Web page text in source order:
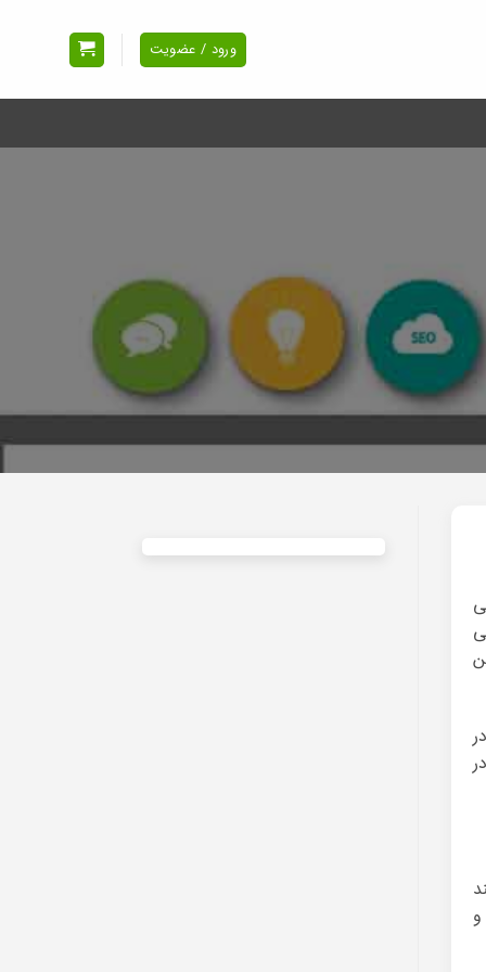
ورود / عضویت